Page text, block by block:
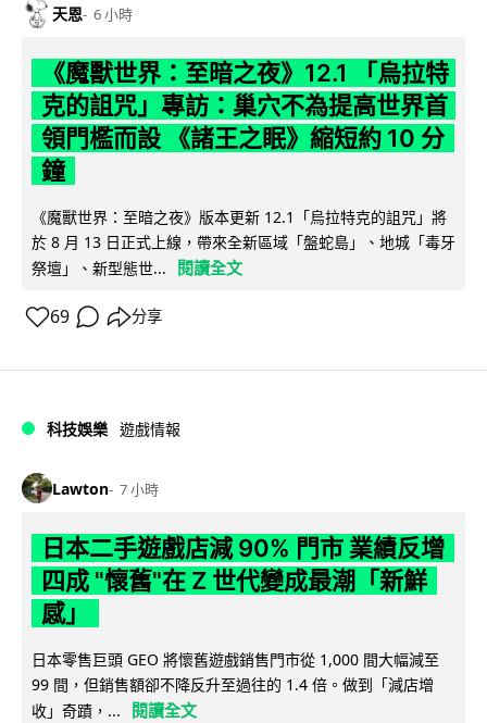
天恩 6 小時
《魔獸世界：至暗之夜》12.1 「烏拉特
克的詛咒」專訪：巢穴不為提高世界首
領門檻而設 《諸王之眠》縮短約 10 分
鐘
《魔獸世界：至暗之夜》版本更新 12.1「烏拉特克的詛咒」將
於 8 月 13 日正式上線，帶來全新區域「盤蛇島」、地城「毒牙
祭壇」、新型態世...
閱讀全文
69 分享
科技娛樂 遊戲情報
Lawton 7 小時
日本二手遊戲店減 90% 門市 業績反增
四成 "懷舊"在 Z 世代變成最潮「新鮮
感」
日本零售巨頭 GEO 將懷舊遊戲銷售門市從 1,000 間大幅減至
99 間，但銷售額卻不降反升至過往的 1.4 倍。做到「減店增
收」奇蹟，...
閱讀全文